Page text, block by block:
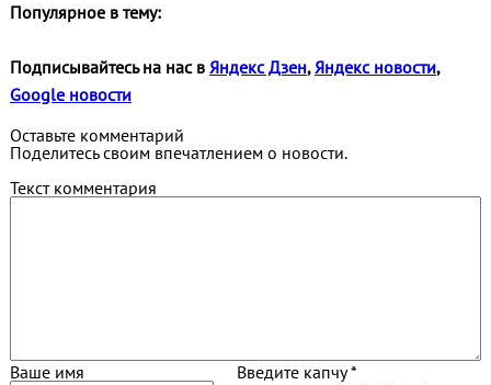
Популярное в тему:
Подписывайтесь на нас в Яндекс Дзен,Яндекс новости,
Google новости
Оставьте комментарий
Поделитесь своим впечатлением о новости.
Текст комментария
Ваше имя Введите капчу *